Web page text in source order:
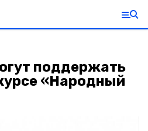
поддержать
«Народный